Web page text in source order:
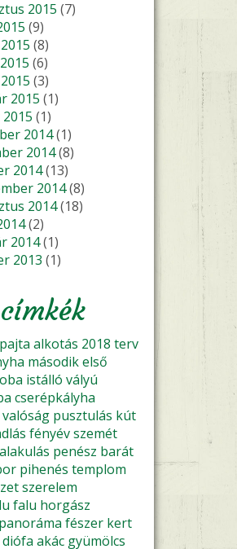
2015 (7)
(9)
(8)
(6)
(3)
2015 (1)
(1)
2014(1)
2014(8)
2014(13)
2014(8)
2014(18)
(2)
2014(1)
2013 (1)
pajta alkotás 2018 terv
második első
istálló vályú
cserépkályha
valóság pusztulás kút
fényév szemét
penész barát
pihenés templom
szerelem
falu horgász
panoráma fészer kert
diófa akác gyümölcs